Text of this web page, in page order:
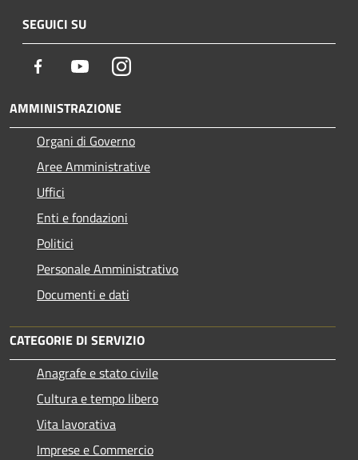
SEGUICI SU
Facebook YoutubeInstagram
AMMINISTRAZIONE
Organi di Governo
Aree Amministrative
Uffici
Enti e fondazioni
Politici
Personale Amministrativo
Documenti e dati
CATEGORIE DI SERVIZIO
Anagrafe e stato civile
Cultura e tempo libero
Vita lavorativa
Imprese e Commercio